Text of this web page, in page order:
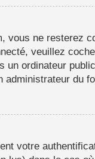
ne resterez
veuillez
un ordinateur
du
votre